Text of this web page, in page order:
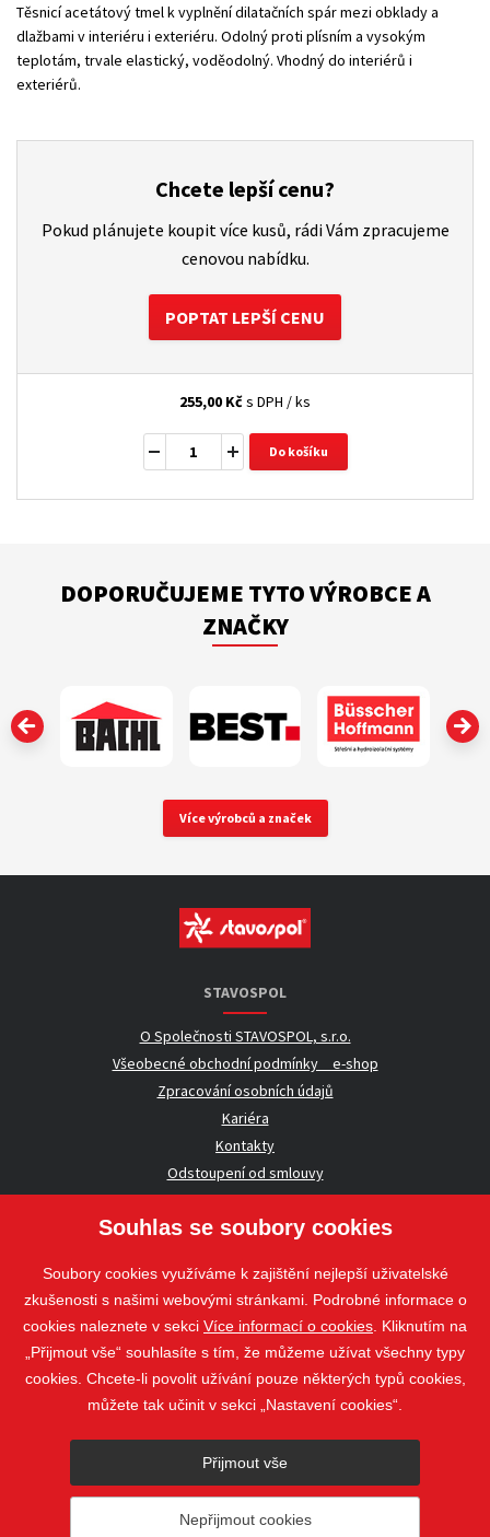
Těsnicí acetátový tmel k vyplnění dilatačních spár mezi obklady a
dlažbami v interiéru i exteriéru. Odolný proti plísním a vysokým
teplotám, trvale elastický, voděodolný. Vhodný do interiérů i
exteriérů.
Chcete lepší cenu?
Pokud plánujete koupit více kusů, rádi Vám zpracujeme
cenovou nabídku.
POPTAT LEPŠÍ CENU
255,00 Kčs DPH / ks
Do košíku
DOPORUČUJEME TYTO VÝROBCE A
ZNAČKY
‹
Více výrobců a značek
STAVOSPOL
O Společnosti STAVOSPOL, s.r.o.
Všeobecné obchodní podmínky _ e-shop
Zpracování osobních údajů
Kariéra
Kontakty
Odstoupení od smlouvy
UŽITEČNÉ INFORMACE
Nezávazná poptávka
Whistleblowing
Sledujte nás
nahoru
Souhlas se soubory cookies
Soubory cookies využíváme k zajištění nejlepší uživatelské
zkušenosti s našimi webovými stránkami. Podrobné informace o
cookies naleznete v sekci Více informací o cookies . Kliknutím na
„Přijmout vše“ souhlasíte s tím, že můžeme užívat všechny typy
cookies. Chcete-li povolit užívání pouze některých typů cookies,
můžete tak učinit v sekci „Nastavení cookies“.
Přijmout vše
Nepřijmout cookies